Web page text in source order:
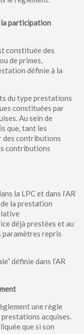
la participation
constituée des
de primes,
définie à la
du type prestations
constituées par
Au sein de
que, tant les
des contributions
contributions
la LPC et dans l’AR
la prestation
déjà prestées et au
paramètres repris
définie dans l’AR
une règle
acquises.
que si son